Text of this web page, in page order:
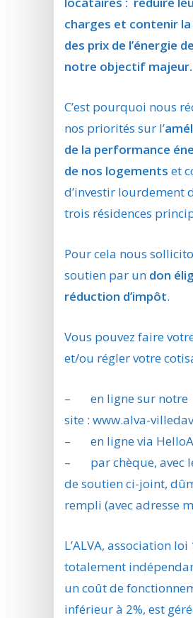
charges et contenir la
des prix de l’énergie
notre objectif majeur.
C’est pourquoi nous
nos priorités sur l’
de la performance
de nos logements et
d’investir lourdement
trois résidences
Pour cela nous
soutien par un don
réduction d’impôt.
Vous pouvez faire
et/ou régler votre
– en ligne sur notre
site :www.alva-
– en ligne via
– par chèque, avec
de soutien ci-joint,
rempli (avec adresse
L’ALVA, association loi
totalement
un coût de
inférieur à 2%, est